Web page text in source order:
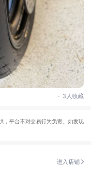
. 3人收藏
，平台不对交易行为负责。如发现
进入店铺